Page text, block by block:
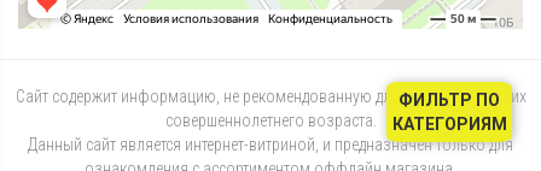
Сайт содержит информацию, не рекомендованную для лиц, не достигших
совершеннолетнего возраста.
Данный сайт является интернет-витриной, и предназначен только для
ФИЛЬТР ПО
КАТЕГОРИЯМ